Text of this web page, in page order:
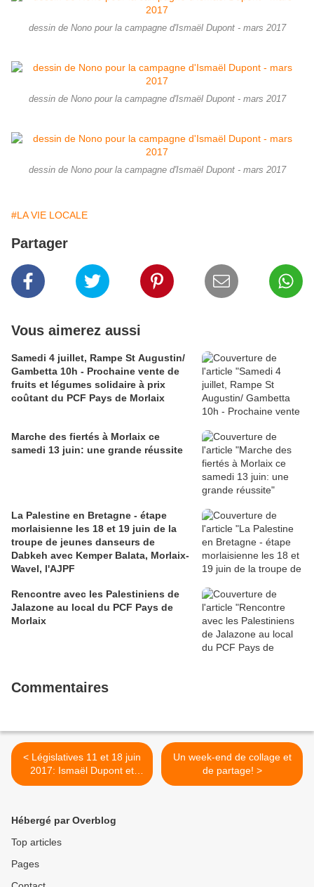
dessin de Nono pour la campagne d'Ismaël Dupont - mars 2017
dessin de Nono pour la campagne d'Ismaël Dupont - mars 2017
dessin de Nono pour la campagne d'Ismaël Dupont - mars 2017
#LA VIE LOCALE
Partager
Vous aimerez aussi
Samedi 4 juillet, Rampe St Augustin/
Gambetta 10h - Prochaine vente de
fruits et légumes solidaire à prix
coûtant du PCF Pays de Morlaix
Marche des fiertés à Morlaix ce
samedi 13 juin: une grande réussite
La Palestine en Bretagne - étape
morlaisienne les 18 et 19 juin de la
troupe de jeunes danseurs de
Dabkeh avec Kemper Balata, Morlaix-
Wavel, l'AJPF
Rencontre avec les Palestiniens de
Jalazone au local du PCF Pays de
Morlaix
Commentaires
< Législatives 11 et 18 juin
2017: Ismaël Dupont et
Muriel Grimardias,
Un week-end de collage et
de partage! >
Hébergé par Overblog
Top articles
Pages